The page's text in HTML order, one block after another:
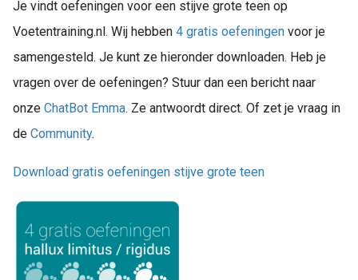
Je vindt oefeningen voor een stijve grote teen op
Voetentraining.nl. Wij hebben 4 gratis oefeningen voor je
samengesteld. Je kunt ze hieronder downloaden. Heb je
vragen over de oefeningen? Stuur dan een bericht naar
onze ChatBot Emma. Ze antwoordt direct. Of zet je vraag in
de Community.
Download gratis oefeningen stijve grote teen